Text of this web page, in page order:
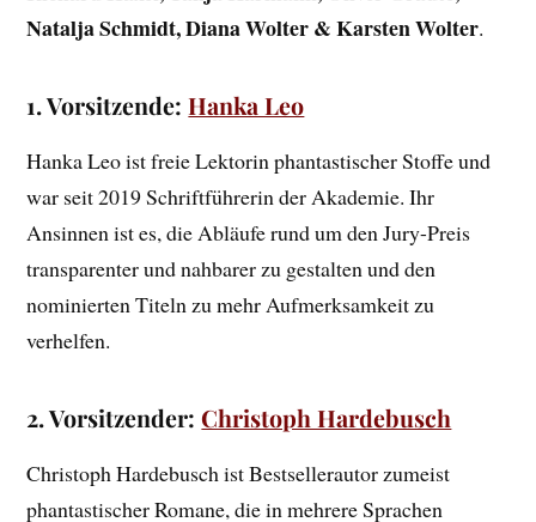
Natalja Schmidt, Diana Wolter & Karsten Wolter.
1. Vorsitzende:Hanka Leo
Hanka Leo ist freie Lektorin phantastischer Stoffe und
war seit 2019 Schriftführerin der Akademie. Ihr
Ansinnen ist es, die Abläufe rund um den Jury-Preis
transparenter und nahbarer zu gestalten und den
nominierten Titeln zu mehr Aufmerksamkeit zu
verhelfen.
2. Vorsitzender:Christoph Hardebusch
Christoph Hardebusch ist Bestsellerautor zumeist
phantastischer Romane, die in mehrere Sprachen